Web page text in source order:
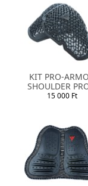
KIT PRO-
SHOULDER
15 000 Ft